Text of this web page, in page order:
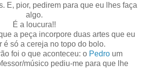
E, pior, pedirem para que eu lhes faça
algo.
É a loucura!!
a peça incorpore duas artes que eu
é só a cereja no topo do bolo.
foi o que aconteceu: o Pedro um
músico pediu-me para que lhe